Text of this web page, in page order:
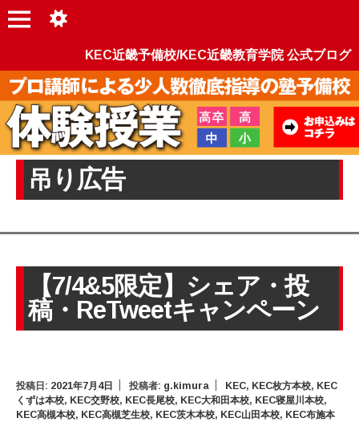
KEC近畿予備校/KEC近畿教育学院 公式ブログ
吊り広告
【7/4&5限定】シェア・投
稿・ReTweetキャンペーン
投稿日: 2021年7月4日 投稿者: g.kimura KEC, KEC枚方本校, KEC
くずは本校, KEC交野校, KEC長尾校, KEC大和田本校, KEC寝屋川本校,
KEC高槻本校, KEC高槻芝生校, KEC茨木本校, KEC山田本校, KEC布施本